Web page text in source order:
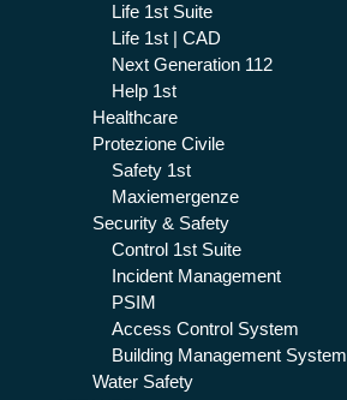
Life 1st Suite
Life 1st | CAD
Next Generation 112
Help 1st
Healthcare
Protezione Civile
Safety 1st
Maxiemergenze
Security & Safety
Control 1st Suite
Incident Management
PSIM
Access Control System
Building Management System
Water Safety